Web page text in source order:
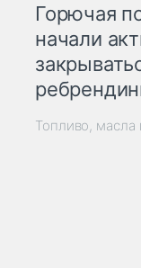
Горючая
начали
Топливо, масла